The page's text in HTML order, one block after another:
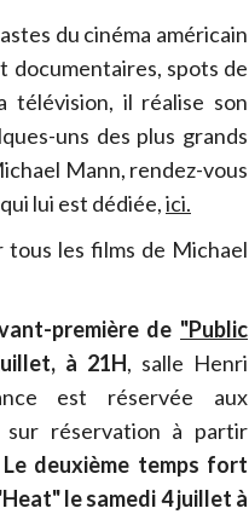
du cinéma américain
documentaires, spots de
télévision, il réalise son
uns des plus grands
Mann, rendez-vous
lui est dédiée,ici.
les films de Michael
première de "Public
à 21H, salle Henri
est réservée aux
sur réservation à partir
Le deuxième temps fort
le samedi 4 juillet à